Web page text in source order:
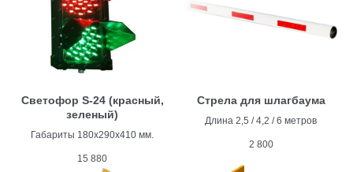
Светофор S-24 (красный,
зеленый)
Габариты 180х290х410 мм.
15 880
Стрела для шлагбаума
Длина 2,5 / 4,2 / 6 метров
2 800